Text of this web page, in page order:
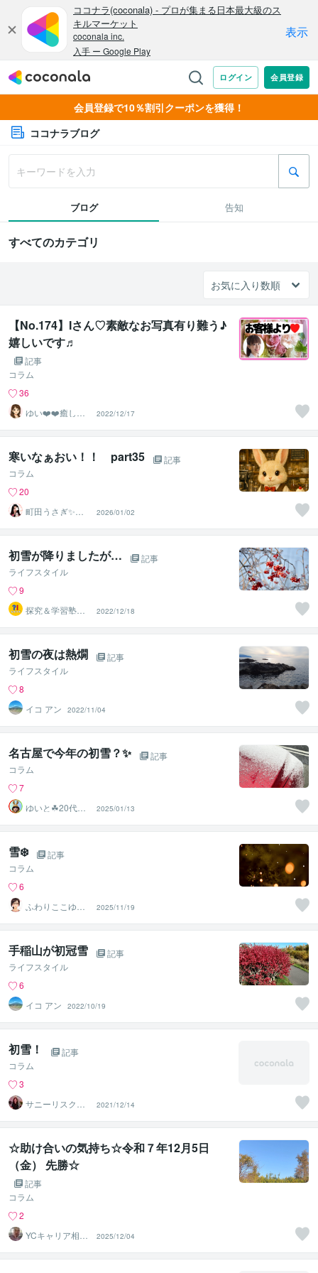
会員登録で10％割引クーポンを獲得！
ココナラブログ
ブログ 告知
すべてのカテゴリ
【No.174】Iさん♡素敵なお写真有り難う♪
嬉しいです♬
記事
コラム
36
ゆい❤️❤️癒しの
心友
2022/12/17
寒いなぁおい！！ part35
記事
コラム
20
町田うさぎ✨閃
光の幸せ届け人
♡怪談師⛩️
2026/01/02
初雪が降りましたが…
記事
ライフスタイル
9
探究＆学習塾｜
なぜラボ
2022/12/18
初雪の夜は熱燗
記事
ライフスタイル
8
イコ アン
2022/11/04
名古屋で今年の初雪？✨
記事
コラム
7
ゆいと☘20代✨
あなたの心の拠
り所✨☘️
2025/01/13
雪❄️
記事
コラム
6
ふわりここゆら
り❤️✨癒しタイ
ム相談室
2025/11/19
手稲山が初冠雪
記事
ライフスタイル
6
イコ アン
2022/10/19
初雪！
記事
コラム
3
サニーリスクマ
ネジメント
2021/12/14
☆助け合いの気持ち☆令和７年12月5日
（金） 先勝☆
記事
コラム
2
YCキャリア相談
2025/12/04